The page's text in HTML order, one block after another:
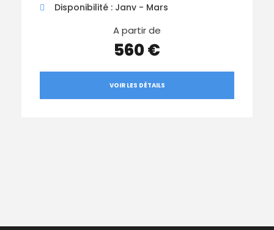
Disponibilité : Janv - Mars
A partir de
560 €
VOIR LES DÉTAILS